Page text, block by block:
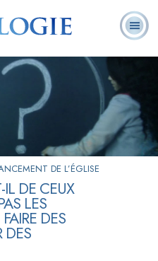
Ministres
volontaires
Foire aux
questions
DE L’ÉGLISE
IL DE CEUX
LES
DES
DES